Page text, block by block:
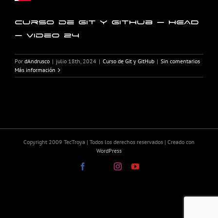
Curso de Git y GitHub – HEAD
– Video 24
Por dAndrusco | julio 18th, 2024 | Curso de Git y GitHub | Sin comentarios
Más información
Copyright 2009 TecTroya | Todos los derechos reservados | Creado con
WordPress
Facebook InstagramYouTube